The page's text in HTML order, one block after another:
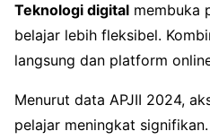
Teknologi digital membuka
belajar lebih fleksibel.
langsung dan platform
Menurut data APJII 2024,
pelajar meningkat